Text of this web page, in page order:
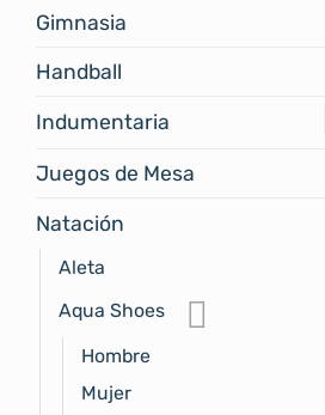
Gimnasia
Handball
Indumentaria
Juegos de Mesa
Natación
Aleta
Aqua Shoes
Hombre
Mujer